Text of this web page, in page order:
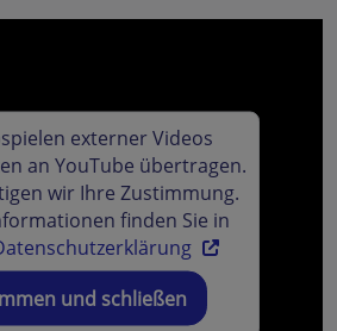
externer Videos
an YouTube übertragen.
wir Ihre Zustimmung.
finden Sie in
und schließen